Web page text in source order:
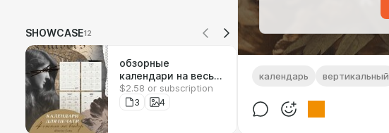
SHOWCASE12
обзорные
календари на весь
2027 год
$2.58 or subscription
3
4
календарь вертикальный